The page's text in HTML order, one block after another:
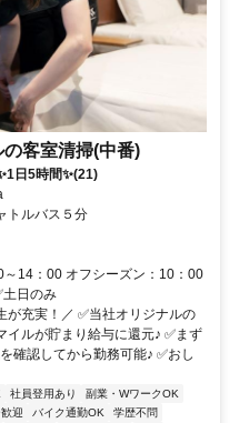
客室清掃(中番)
日5時間✨(21)
トルバス５分
14：00 オフシーズン：10：00
土日のみ
充実！／ ✅当社オリジナルの
ルが貯まり給与に還元♪ ✅まず
確認してから勤務可能♪ ✅おし
社員登用あり
副業・WワークOK
迎 バイク通勤OK
学歴不問